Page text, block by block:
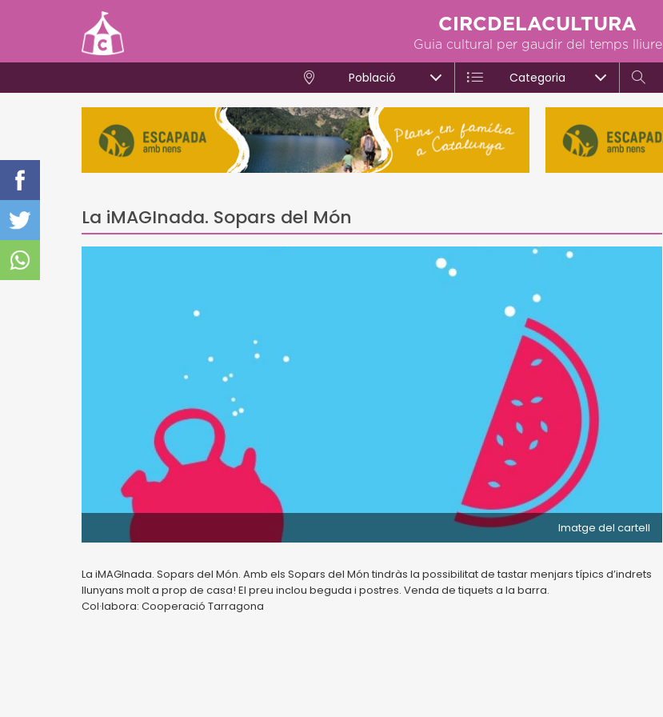
CIRCDELACULTURA
Guia cultural per gaudir del temps lliure
Població Categoria
La iMAGInada. Sopars del Món
Imatge del cartell
La iMAGInada. Sopars del Món. Amb els Sopars del Món tindràs la possibilitat de tastar menjars típics d’indrets
llunyans molt a prop de casa! El preu inclou beguda i postres. Venda de tiquets a la barra.
Col·labora: Cooperació Tarragona